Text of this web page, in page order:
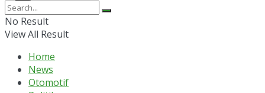
No Result
View All Result
Home
News
Otomotif